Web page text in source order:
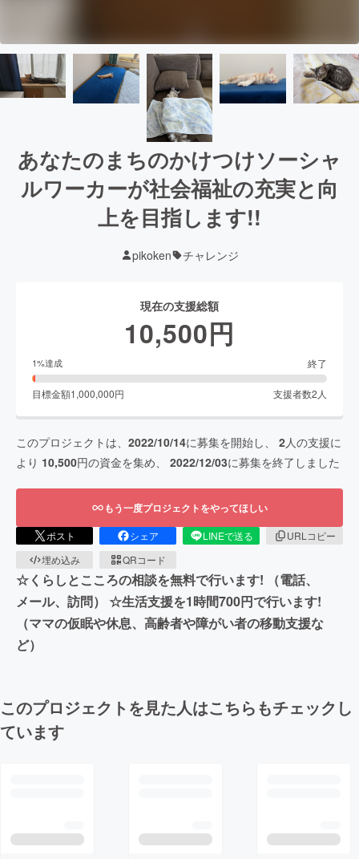
あなたのまちのかけつけソーシャ
ルワーカーが社会福祉の充実と向
上を目指します!!
pikoken チャレンジ
現在の支援総額
10,500円
1%達成 終了
目標金額1,000,000円 支援者数2 人
このプロジェクトは、 2022/10/14に募集を開始し、 2人の支援に
より 10,500円の資金を集め、 2022/12/03に募集を終了しました
もう一度プロジェクトをやってほしい
ポスト シェア LINEで送る
URLコピー
埋め込み
QRコード
☆くらしとこころの相談を無料で行います! （電話、
メール、訪問） ☆生活支援を1時間700円で行います!
（ママの仮眠や休息、高齢者や障がい者の移動支援な
ど）
このプロジェクトを見た人はこちらもチェックし
ています